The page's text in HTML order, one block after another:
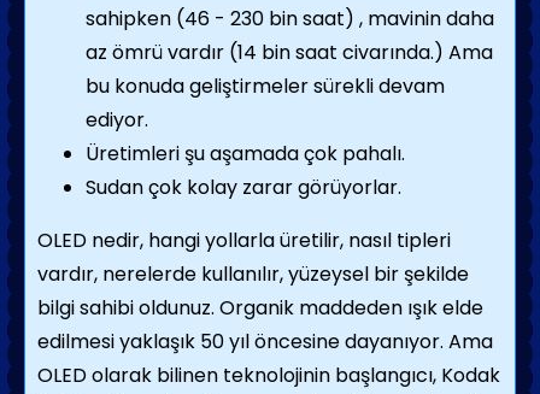
sahipken (46 - 230 bin saat) , mavinin daha
az ömrü vardır (14 bin saat civarında.) Ama
bu konuda geliştirmeler sürekli devam
ediyor.
Üretimleri şu aşamada çok pahalı.
Sudan çok kolay zarar görüyorlar.
OLED nedir, hangi yollarla üretilir, nasıl tipleri
vardır, nerelerde kullanılır, yüzeysel bir şekilde
bilgi sahibi oldunuz. Organik maddeden ışık elde
edilmesi yaklaşık 50 yıl öncesine dayanıyor. Ama
OLED olarak bilinen teknolojinin başlangıcı, Kodak